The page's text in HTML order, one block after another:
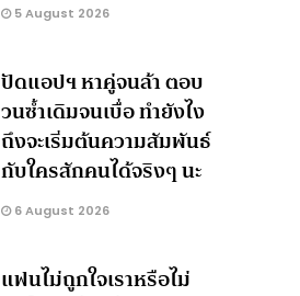
5 August 2026
ปัดแอปฯ หาคู่จนล้า ตอบ
วนซ้ำเดิมจนเบื่อ ทำยังไง
ถึงจะเริ่มต้นความสัมพันธ์
กับใครสักคนได้จริงๆ นะ
6 August 2026
แฟนไม่ถูกใจเราหรือไม่